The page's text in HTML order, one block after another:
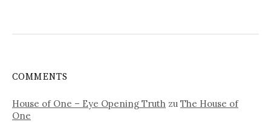
COMMENTS
House of One – Eye Opening Truth zu The House of
One